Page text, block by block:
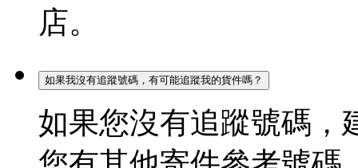
店。
如果我沒有追蹤號碼，有可能追蹤我的貨件嗎？
如果您沒有追蹤號碼，